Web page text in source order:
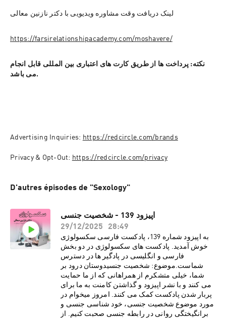
لینک دریافت وقت مشاوره ویدیویی با دکتر نازنین معالی
https://farsirelationshipacademy.com/moshavere/
نکته: پرداخت ها از طریق کارت های اعتباری بین المللی قابل انجام
می باشد.
Advertising Inquiries: https://redcircle.com/brands
Privacy & Opt-Out: https://redcircle.com/privacy
D'autres épisodes de "Sexology"
اپیزود 139 - شخصیت جنسی
29/12/2025
28:49
به اپیزود شماره 139، پادکست فارسی سکسولوژی
خوش آمدید. پادکست های سکسولوژی در دو بخش
فارسی و انگلیسی در پادگیر ها در دسترس
شماست.موضوع: شخصیت جنسیدوستان درود بر
شما، خیلی متشکرم از همراهانی که از ما حمایت
می کنند و با نشر اپیزود و گذاشتن کامنت به ما برای
پربار شدن پادکست کمک می کنند. امروز میخوام در
مورد موضوع شخصیت جنسی، خود شناسی جنسی و
برانگیختگی روانی در رابطه جنسی صحبت کنیم. از